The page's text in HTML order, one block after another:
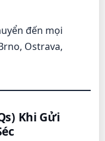
đến mọi
Ostrava,
Khi Gửi